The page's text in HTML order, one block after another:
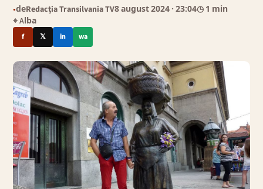
●deRedacția Transilvania TV8 august 2024 · 23:04◷ 1 min
⌖ Alba
f 𝕏 in wa